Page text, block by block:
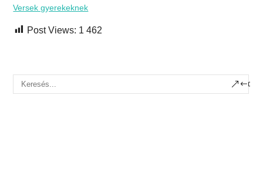
Versek gyerekeknek
Post Views: 1 462